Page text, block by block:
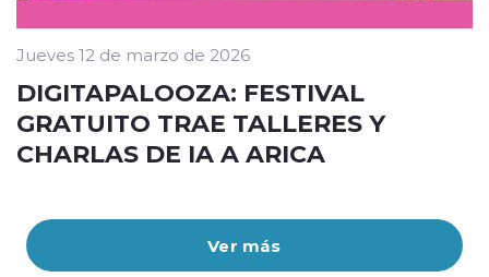
Ver más
Jueves 12 de marzo de 2026
DIGITAPALOOZA: FESTIVAL
GRATUITO TRAE TALLERES Y
CHARLAS DE IA A ARICA